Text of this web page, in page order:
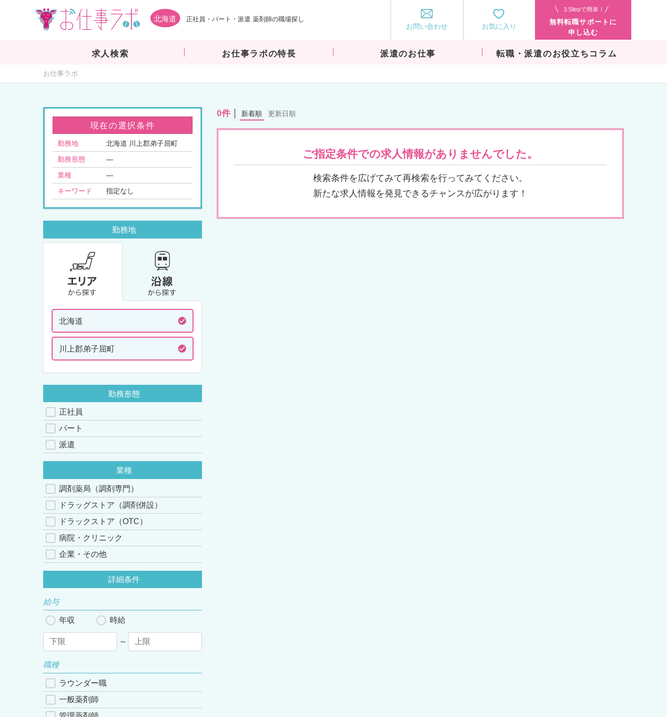
北海道 正社員・パート・派遣 薬剤師の職場探し
お問い合わせ お気に入り
３Stepで簡単！
無料転職サポートに
申し込む
求人検索 お仕事ラボの特長 派遣のお仕事 転職・派遣のお役立ちコラム
お仕事ラボ
現在の選択条件
勤務地 北海道 川上郡弟子屈町
勤務形態 —
業種 —
キーワード 指定なし
勤務地
北海道
川上郡弟子屈町
勤務形態
正社員
パート
派遣
業種
調剤薬局（調剤専門）
ドラッグストア（調剤併設）
ドラックストア（OTC）
病院・クリニック
企業・その他
詳細条件
給与
年収 時給
～
職種
ラウンダー職
一般薬剤師
0件 新着順 更新日順
ご指定条件での求人情報がありませんでした。
検索条件を広げてみて再検索を行ってみてください。
新たな求人情報を発見できるチャンスが広がります！